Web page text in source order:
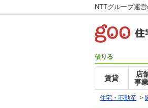
NTTグループ運
借りる
賃貸
店
事
住宅・不動産 >